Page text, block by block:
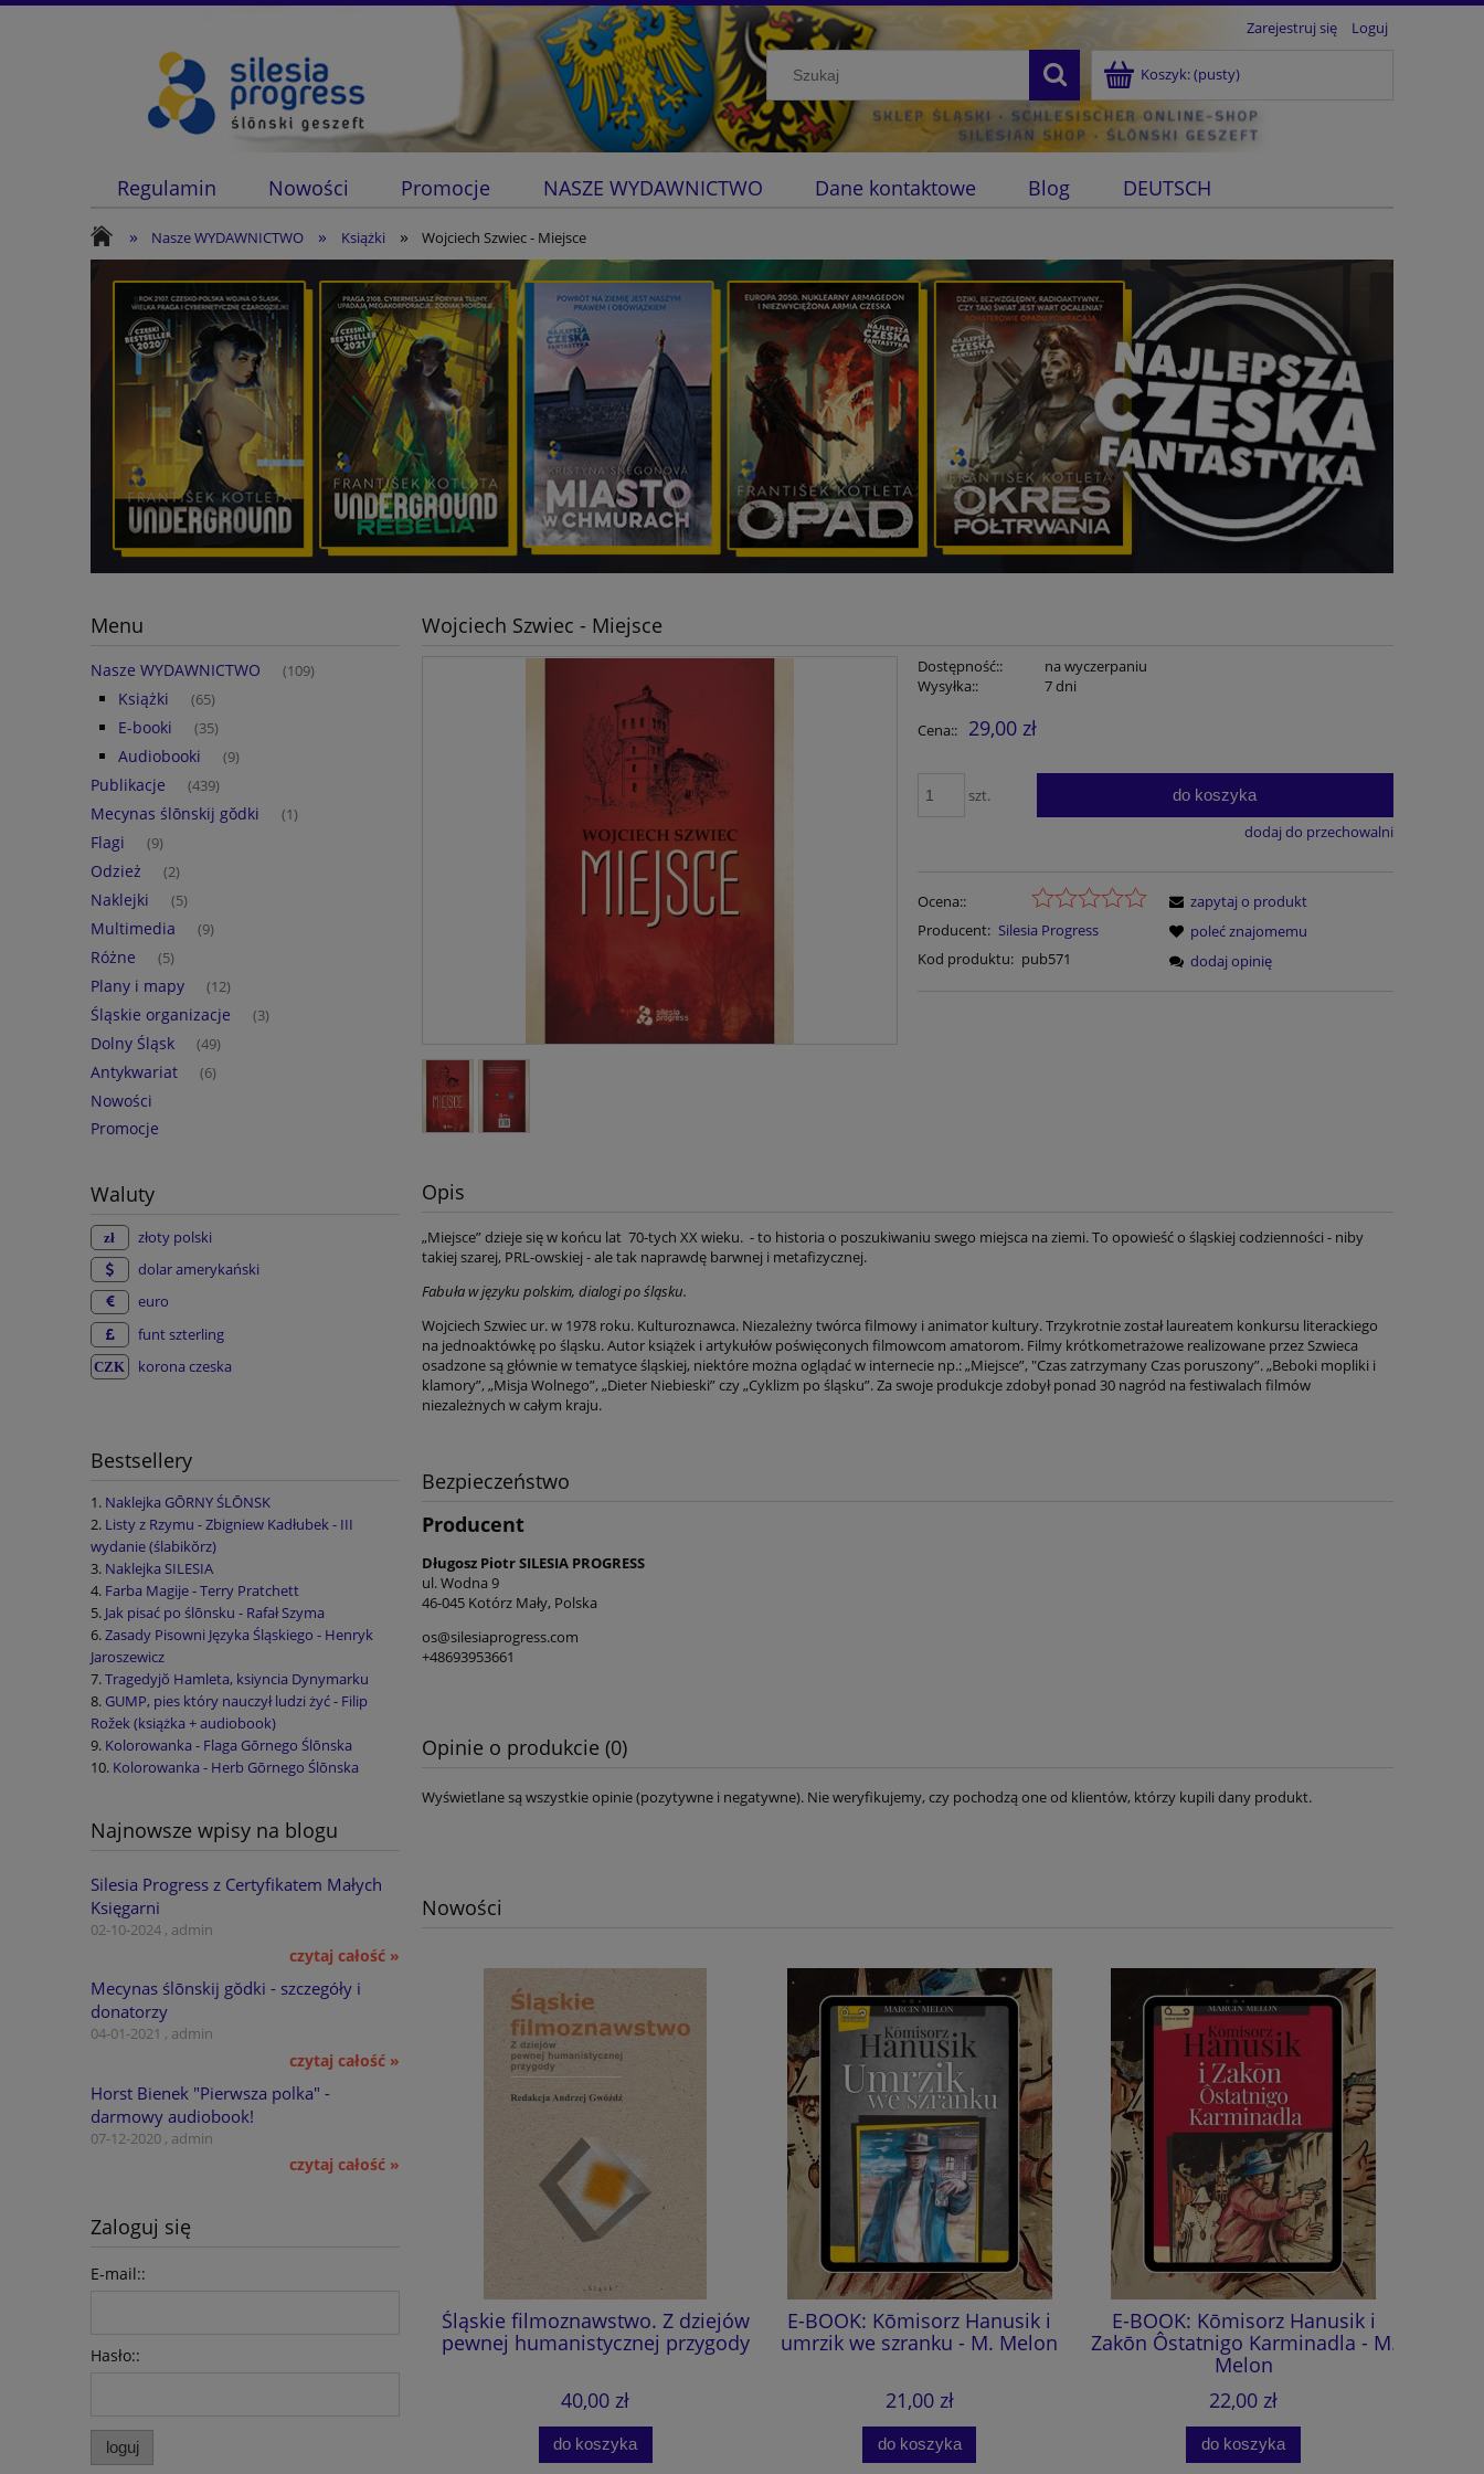
Zarejestruj się Loguj
Koszyk:(pusty)
Regulamin Nowości Promocje NASZE WYDAWNICTWO Dane kontaktowe Blog DEUTSCH
» Nasze WYDAWNICTWO » Książki » Wojciech Szwiec - Miejsce
Menu
Nasze WYDAWNICTWO (109)
Książki (65)
E-booki (35)
Audiobooki (9)
Publikacje (439)
Mecynas ślōnskij gŏdki (1)
Flagi (9)
Odzież (2)
Naklejki (5)
Multimedia (9)
Różne (5)
Plany i mapy (12)
Śląskie organizacje (3)
Dolny Śląsk (49)
Antykwariat (6)
Nowości
Promocje
Waluty
złoty polski
dolar amerykański
euro
funt szterling
korona czeska
Bestsellery
Naklejka GŌRNY ŚLŌNSK
Listy z Rzymu - Zbigniew Kadłubek - III
wydanie (ślabikŏrz)
Naklejka SILESIA
Farba Magije - Terry Pratchett
Jak pisać po ślōnsku - Rafał Szyma
Zasady Pisowni Języka Śląskiego - Henryk
Jaroszewicz
Tragedyjŏ Hamleta, ksiyncia Dynymarku
GUMP, pies który nauczył ludzi żyć - Filip
Rožek (książka + audiobook)
Kolorowanka - Flaga Gōrnego Ślōnska
Kolorowanka - Herb Gōrnego Ślōnska
Najnowsze wpisy na blogu
Silesia Progress z Certyfikatem Małych
Księgarni
02-10-2024 , admin
czytaj całość »
Mecynas ślōnskij gŏdki - szczegóły i
donatorzy
04-01-2021 , admin
czytaj całość »
Horst Bienek "Pierwsza polka" -
darmowy audiobook!
07-12-2020 , admin
czytaj całość »
Zaloguj się
E-mail::
Hasło::
loguj
Wojciech Szwiec - Miejsce
Dostępność::
na wyczerpaniu
Wysyłka::
7 dni
Cena:: 29,00 zł
szt. do koszyka
dodaj do przechowalni
Ocena::
Producent: Silesia Progress
Kod produktu: pub571
zapytaj o produkt
poleć znajomemu
dodaj opinię
Opis
„Miejsce” dzieje się w końcu lat 70-tych XX wieku. - to historia o poszukiwaniu swego miejsca na ziemi. To opowieść o śląskiej codzienności - niby
takiej szarej, PRL-owskiej - ale tak naprawdę barwnej i metafizycznej.
Fabuła w języku polskim, dialogi po śląsku.
Wojciech Szwiec ur. w 1978 roku. Kulturoznawca. Niezależny twórca filmowy i animator kultury. Trzykrotnie został laureatem konkursu literackiego
na jednoaktówkę po śląsku. Autor książek i artykułów poświęconych filmowcom amatorom. Filmy krótkometrażowe realizowane przez Szwieca
osadzone są głównie w tematyce śląskiej, niektóre można oglądać w internecie np.: „Miejsce”, "Czas zatrzymany Czas poruszony”. „Beboki mopliki i
klamory”, „Misja Wolnego”, „Dieter Niebieski” czy „Cyklizm po śląsku”. Za swoje produkcje zdobył ponad 30 nagród na festiwalach filmów
niezależnych w całym kraju.
Bezpieczeństwo
Producent
Długosz Piotr SILESIA PROGRESS
ul. Wodna 9
46-045 Kotórz Mały, Polska
os@silesiaprogress.com
+48693953661
Opinie o produkcie (0)
Wyświetlane są wszystkie opinie (pozytywne i negatywne). Nie weryfikujemy, czy pochodzą one od klientów, którzy kupili dany produkt.
Nowości
Śląskie filmoznawstwo. Z dziejów
pewnej humanistycznej przygody
40,00 zł
do koszyka
E-BOOK: Kōmisorz Hanusik i
umrzik we szranku - M. Melon
21,00 zł
do koszyka
E-BOOK: Kōmisorz Hanusik i
Zakōn Ôstatnigo Karminadla - M.
Melon
22,00 zł
do koszyka